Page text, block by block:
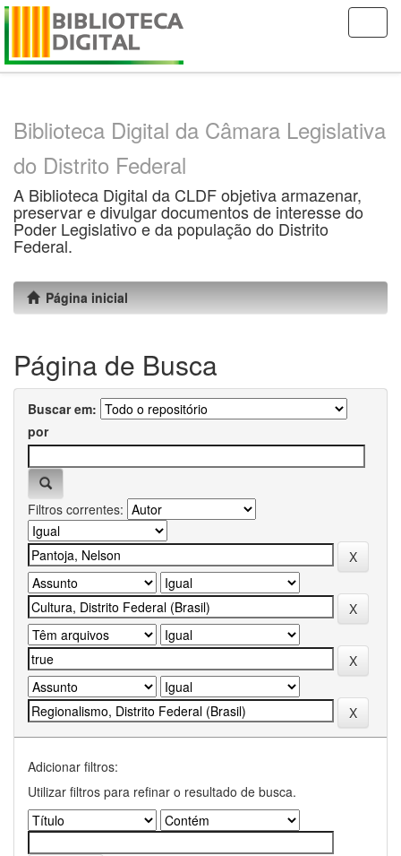
Skip
Biblioteca Digital da Câmara Legislativa
do Distrito Federal
A Biblioteca Digital da CLDF objetiva armazenar,
preservar e divulgar documentos de interesse do
Poder Legislativo e da população do Distrito
Federal.
Página inicial
Página de Busca
Buscar em:
por
Filtros correntes:
Adicionar filtros:
Utilizar filtros para refinar o resultado de busca.